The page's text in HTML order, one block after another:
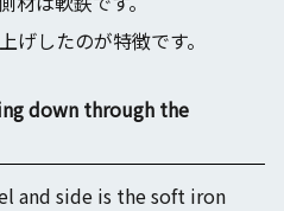
げしたのが特徴です。
down through the
and side is the soft iron